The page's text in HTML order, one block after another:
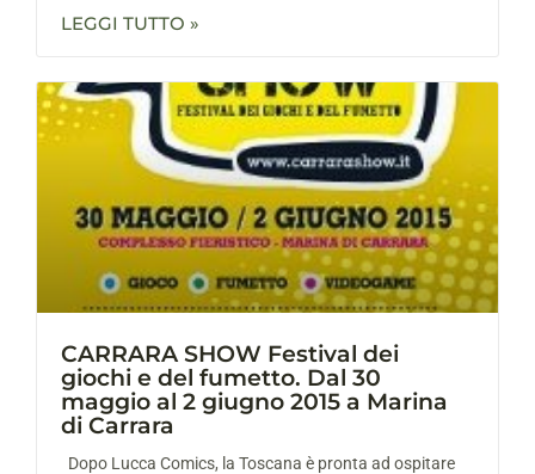
LEGGI TUTTO »
CARRARA SHOW Festival dei
giochi e del fumetto. Dal 30
maggio al 2 giugno 2015 a Marina
di Carrara
Dopo Lucca Comics, la Toscana è pronta ad ospitare